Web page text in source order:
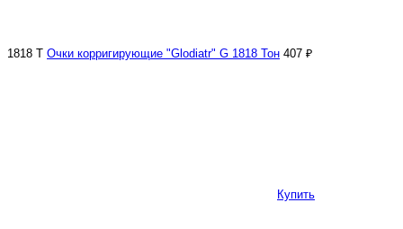
1818 Т Очки корригирующие "Glodiatr" G 1818 Тон 407 ₽
Купить